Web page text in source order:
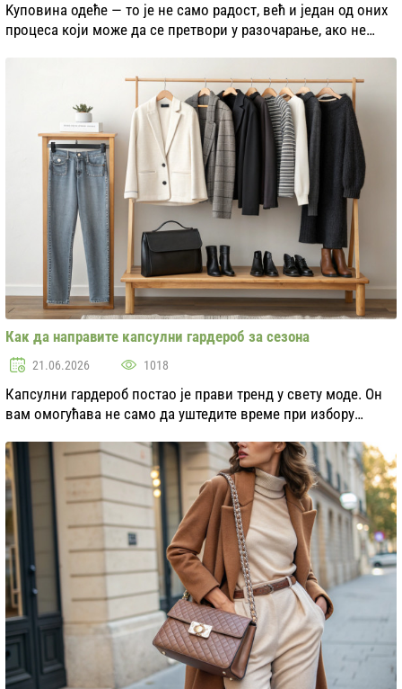
Kуповина одеће — то је не само радост, већ и један од оних
процеса који може да се претвори у разочарање, ако не
Как да направите капсулни гардероб за сезона
21.06.2026 1018
Капсулни гардероб постао је прави тренд у свету моде. Он
вам омогућава не само да уштедите време при избору
Основна идеја капсулног гардероба је ...